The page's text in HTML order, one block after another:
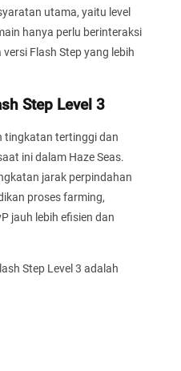
utama, yaitu level
hanya perlu berinteraksi
Flash Step yang lebih
Step Level 3
tingkatan tertinggi dan
ini dalam Haze Seas.
jarak perpindahan
proses farming,
jauh lebih efisien dan
Step Level 3 adalah